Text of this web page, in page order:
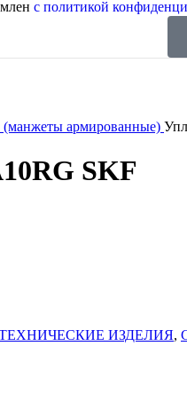
с политикой
(манжеты армированные)
SKF
ИЗДЕЛИЯ,